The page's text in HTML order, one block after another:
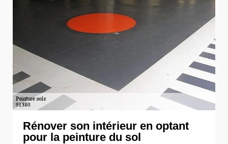
Rénover son intérieur en optant
pour la peinture du sol